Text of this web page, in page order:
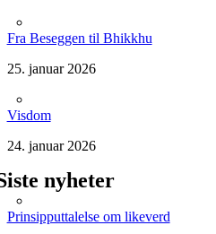
Fra Beseggen til Bhikkhu
25. januar 2026
Visdom
24. januar 2026
nyheter
Prinsipputtalelse om likeverd